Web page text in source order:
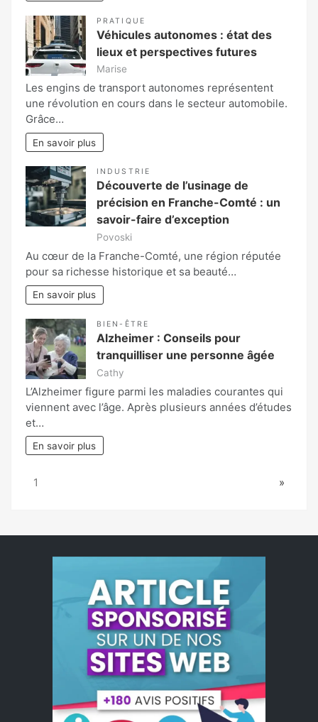
PRATIQUE
Véhicules autonomes : état des
lieux et perspectives futures
Marise
Les engins de transport autonomes représentent
une révolution en cours dans le secteur automobile.
Grâce…
En savoir plus
INDUSTRIE
Découverte de l’usinage de
précision en Franche-Comté : un
savoir-faire d’exception
Povoski
Au cœur de la Franche-Comté, une région réputée
pour sa richesse historique et sa beauté…
En savoir plus
BIEN-ÊTRE
Alzheimer : Conseils pour
tranquilliser une personne âgée
Cathy
L’Alzheimer figure parmi les maladies courantes qui
viennent avec l’âge. Après plusieurs années d’études
et…
En savoir plus
Page:
1 Next
»